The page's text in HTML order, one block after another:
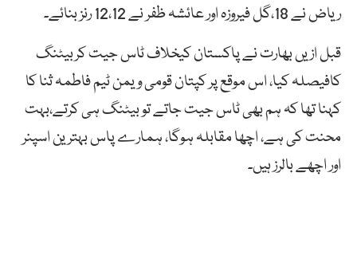
ریاض نے 18،گل فیروزہ اور عائشہ ظفر نے 12،12 رنز بنائے۔
قبل ازیں بھارت نے پاکستان کیخلاف ٹاس جیت کربیٹنگ
کافیصلہ کیا، اس موقع پر کپتان قومی ویمن ٹیم فاطمہ ثنا کا
کہنا تھا کہ ہم بھی ٹاس جیت جاتے تو بیٹنگ ہی کرتے،بہت
محنت کی ہے، اچھا مقابلہ ہوگا، ہمارے پاس بہترین اسپنر
اور اچھے بالرز ہیں۔